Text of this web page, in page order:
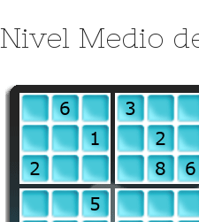
Nivel Medio